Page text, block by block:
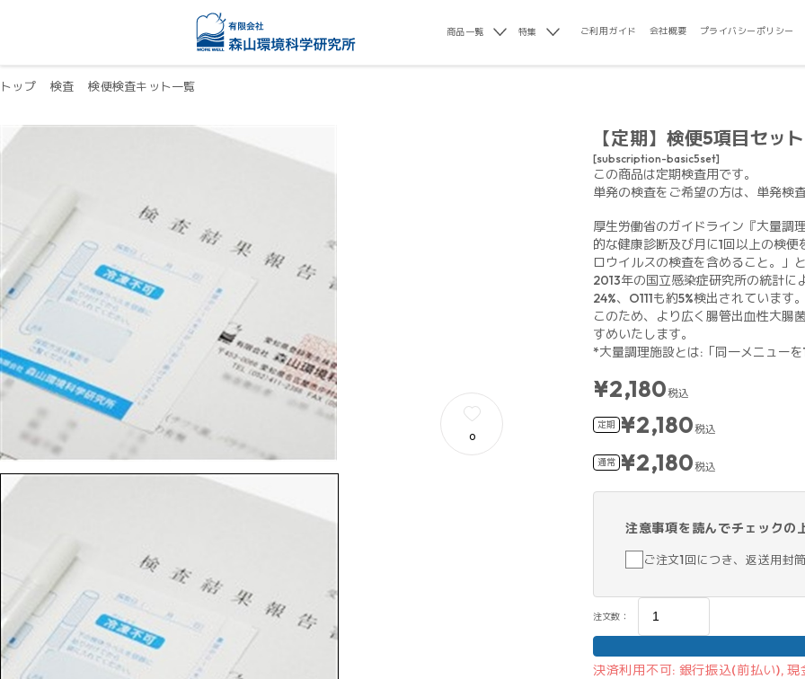
商品一覧 特集 ご利用ガイド 会社概要 プライバシーポリシー
トップ 検査 検便検査キット一覧
0
【定期】検便5項目セット
[subscription-basic5set]
この商品は定期検査用です。
単発の検査をご希望の方は、単発検
厚生労働省のガイドライン『大量調
的な健康診断及び月に1回以上の検
ロウイルスの検査を含めること。」
2013年の国立感染症研究所の統計に
24%、O111も約5%検出されています。
このため、より広く腸管出血性大腸
すめいたします。
*大量調理施設とは:「同一メニュー
¥2,180税込
定期 ¥2,180税込
通常 ¥2,180税込
注意事項を読んでチェックの
ご注文1回につき、返送用封
注文数：
決済利用不可: 銀行振込(前払い), 現